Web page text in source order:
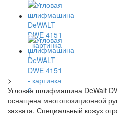
>
Угловая шлифмашина DeWalt
оснащена многопозиционной
захвата. Специальный кожух